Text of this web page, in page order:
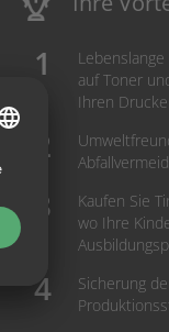
Lebenslange
auf Toner
Ihren
Kaufen Sie
wo Ihre
Sicherung